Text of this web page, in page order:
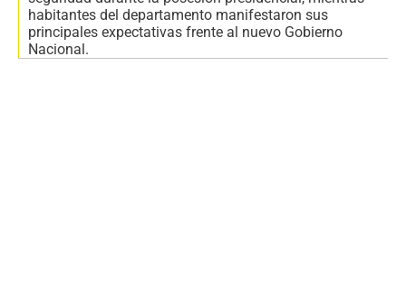
habitantes del departamento manifestaron sus
principales expectativas frente al nuevo Gobierno
Nacional.